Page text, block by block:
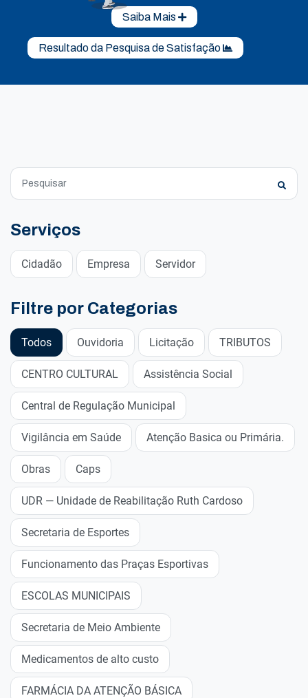
Saiba Mais
Resultado da Pesquisa de Satisfação
Serviços
Cidadão Empresa Servidor
Filtre por Categorias
Todos Ouvidoria Licitação TRIBUTOS
CENTRO CULTURAL Assistência Social
Central de Regulação Municipal
Vigilância em Saúde Atenção Basica ou Primária.
Obras Caps
UDR — Unidade de Reabilitação Ruth Cardoso
Secretaria de Esportes
Funcionamento das Praças Esportivas
ESCOLAS MUNICIPAIS
Secretaria de Meio Ambiente
Medicamentos de alto custo
FARMÁCIA DA ATENÇÃO BÁSICA